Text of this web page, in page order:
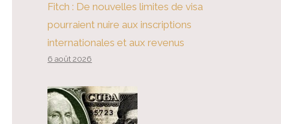
Fitch : De nouvelles limites de visa
pourraient nuire aux inscriptions
internationales et aux revenus
6 août 2026